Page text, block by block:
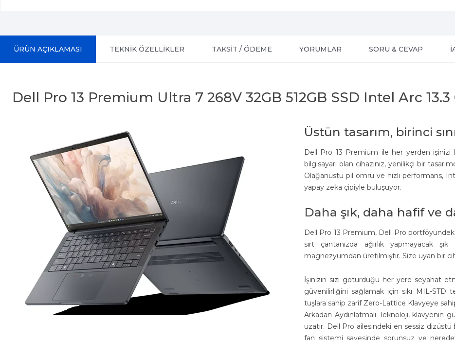
ÜRÜN AÇIKLAMASI TEKNİK ÖZELLİKLER TAKSİT / ÖDEME YORUMLAR SORU & CEVAP
Dell Pro 13 Premium Ultra 7 268V 32GB 512GB SSD Intel Arc
Üstün tasarım, birinci
Dell Pro 13 Premium ile her yerden
bilgisayarı olan cihazınız, yenilikçi bir
Olağanüstü pil ömrü ve hızlı performans,
yapay zeka çipiyle buluşuyor.
Daha şık, daha hafif ve
Dell Pro 13 Premium, Dell Pro
sırt çantanızda ağırlık yapmayacak
magnezyumdan üretilmiştir. Size uyan bir
İşinizin sizi götürdüğü her yere seyahat
güvenilirliğini sağlamak için sıkı MIL-
tuşlara sahip zarif Zero-Lattice Klavyeye
Arkadan Aydınlatmalı Teknoloji, klavyenin
uzatır. Dell Pro ailesindeki en sessiz dizüstü
fan sistemi sayesinde sorunsuz ve